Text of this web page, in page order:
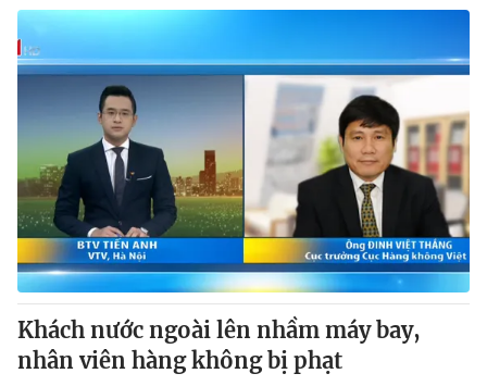
Khách nước ngoài lên nhầm máy bay,
nhân viên hàng không bị phạt